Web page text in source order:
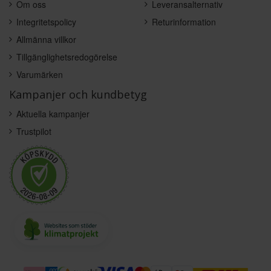
Om oss
Integritetspolicy
Allmänna villkor
Tillgänglighetsredogörelse
Varumärken
Leveransalternativ
Returinformation
Kampanjer och kundbetyg
Aktuella kampanjer
Trustpilot